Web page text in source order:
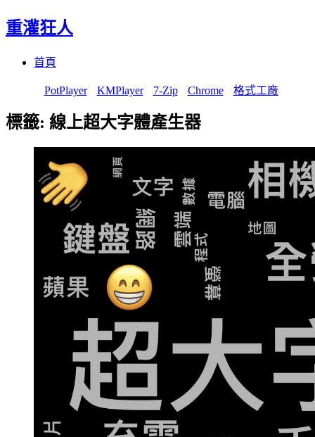
重灌狂人
首頁
PotPlayer KMPlayer 7-Zip Chrome 格式工廠
標籤: 線上超大字體產生器